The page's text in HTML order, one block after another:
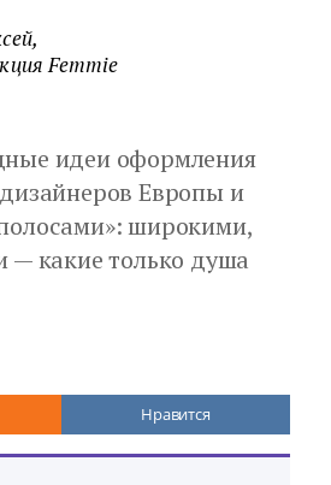
Femmie
идеи оформления
Европы и
широкими,
— какие только душа
Нравится